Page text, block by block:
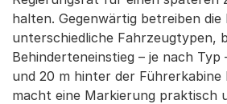
halten. Gegenwärtig betreiben die
unterschiedliche Fahrzeugtypen,
Behinderteneinstieg – je nach Typ
und 20 m hinter der Führerkabine
macht eine Markierung praktisch